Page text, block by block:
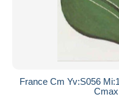
France Cm Yv:S056